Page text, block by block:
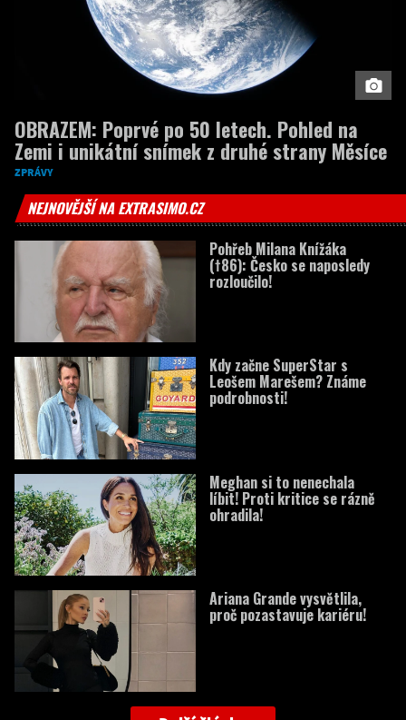
OBRAZEM: Poprvé po 50 letech. Pohled na
Zemi i unikátní snímek z druhé strany Měsíce
ZPRÁVY
NEJNOVĚJŠÍ NA EXTRASIMO.CZ
Pohřeb Milana Knížáka
(†86): Česko se naposledy
rozloučilo!
Kdy začne SuperStar s
Leošem Marešem? Známe
podrobnosti!
Meghan si to nenechala
líbit! Proti kritice se rázně
ohradila!
Ariana Grande vysvětlila,
proč pozastavuje kariéru!